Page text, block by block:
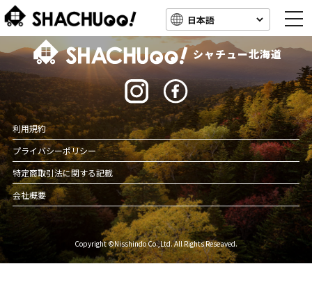
北海道キャンピングカー車中泊スポット情報
シャチュー北海道
利用規約
プライバシーポリシー
特定商取引法に関する記載
会社概要
Copyright ©Nisshindo Co.,Ltd. All Rights Reseaved.